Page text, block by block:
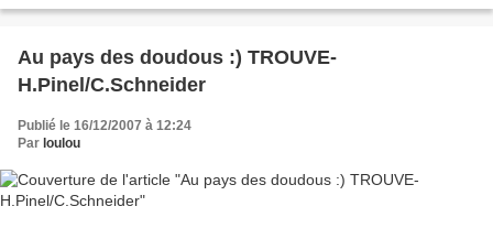
Au pays des doudous :) TROUVE-
H.Pinel/C.Schneider
Publié le 16/12/2007 à 12:24
Par loulou